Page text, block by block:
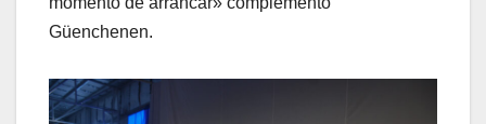
Güenchenen.